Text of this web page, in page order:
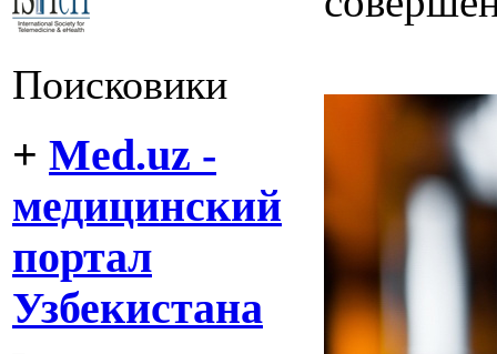
Поисковики
+ Med.uz -
медицинский
портал
Узбекистана